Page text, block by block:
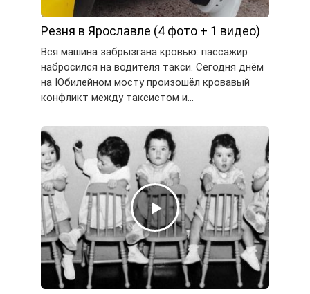
Резня в Ярославле (4 фото + 1 видео)
Вся машина забрызгана кровью: пассажир
набросился на водителя такси. Сегодня днём
на Юбилейном мосту произошёл кровавый
конфликт между таксистом и…